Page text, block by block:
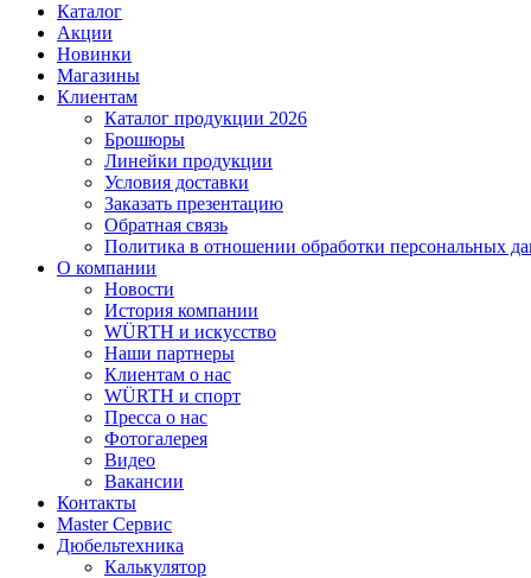
Каталог
Акции
Новинки
Магазины
Клиентам
Каталог продукции 2026
Брошюры
Линейки продукции
Условия доставки
Заказать презентацию
Обратная связь
Политика в отношении обработки персональных
О компании
Новости
История компании
WÜRTH и искусство
Наши партнеры
Клиентам о нас
WÜRTH и спорт
Пресса о нас
Фотогалерея
Видео
Вакансии
Контакты
Master Сервис
Дюбельтехника
Калькулятор